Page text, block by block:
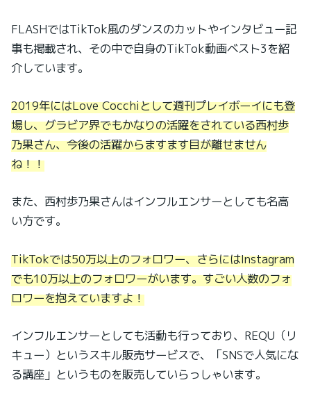
FLASHではTikTok風のダンスのカットやインタビュー記
事も掲載され、その中で自身のTikTok動画ベスト3を紹
介しています。
2019年にはLove Cocchiとして週刊プレイボーイにも登
場し、グラビア界でもかなりの活躍をされている西村歩
乃果さん、今後の活躍からますます目が離せません
ね！！
また、西村歩乃果さんはインフルエンサーとしても名高
い方です。
TikTokでは50万以上のフォロワー、さらにはInstagram
でも10万以上のフォロワーがいます。すごい人数のフォ
ロワーを抱えていますよ！
インフルエンサーとしても活動も行っており、REQU（リ
キュー）というスキル販売サービスで、「SNSで人気にな
る講座」というものを販売していらっしゃいます。